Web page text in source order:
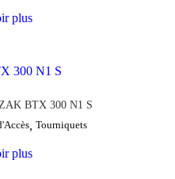
plus
BTX 300 N1 S
, Tourniquets
plus